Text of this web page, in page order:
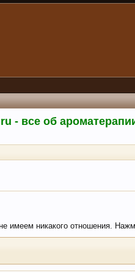
- все об
имеем никакого отношения.